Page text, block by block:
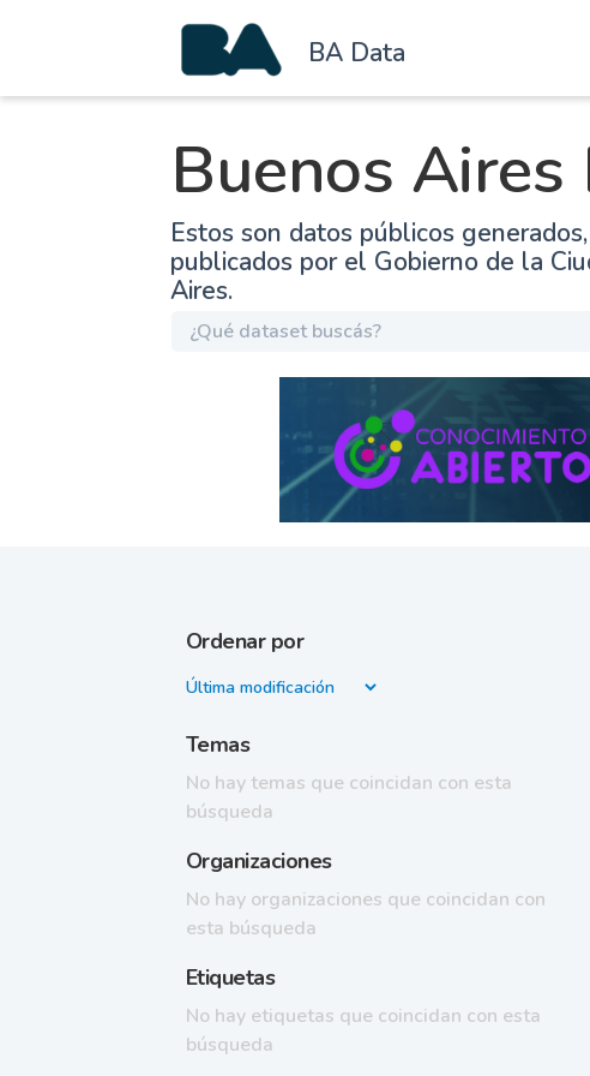
BA Data
Buenos Aires
Estos son datos públicos
publicados por el Gobierno de la
Aires.
Ordenar por
Temas
No hay temas que coincidan con esta
búsqueda
Organizaciones
No hay organizaciones que coincidan con
esta búsqueda
Etiquetas
No hay etiquetas que coincidan con esta
búsqueda